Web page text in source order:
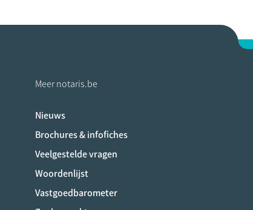
Meer notaris.be
Nieuws
Brochures & infofiches
Veelgestelde vragen
Woordenlijst
Vastgoedbarometer